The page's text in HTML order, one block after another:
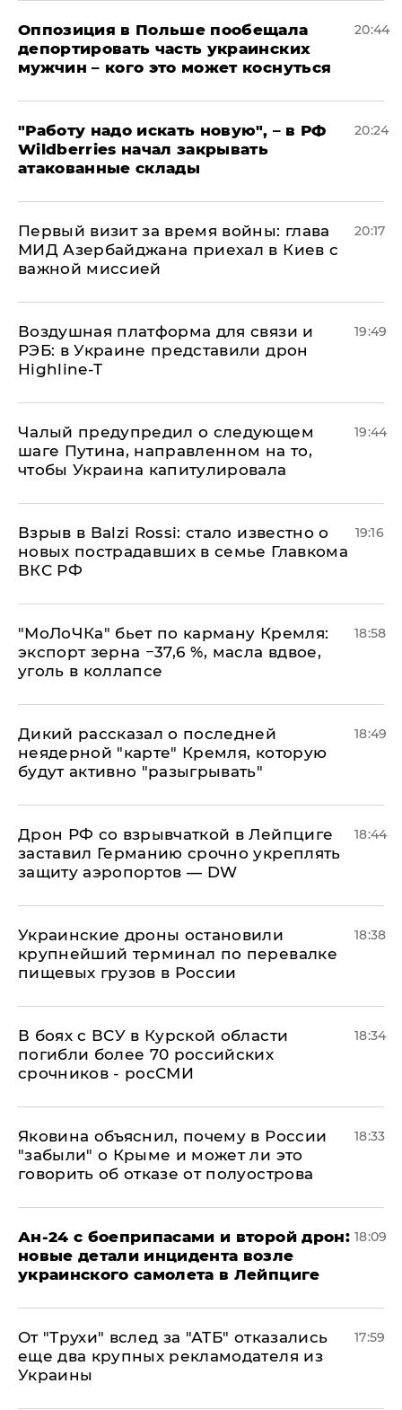
Оппозиция в Польше пообещала
депортировать часть украинских
мужчин – кого это может коснуться
20:44
"Работу надо искать новую", – в РФ
Wildberries начал закрывать
атакованные склады
20:24
Первый визит за время войны: глава
МИД Азербайджана приехал в Киев с
важной миссией
20:17
Воздушная платформа для связи и
РЭБ: в Украине представили дрон
Highline-T
19:49
Чалый предупредил о следующем
шаге Путина, направленном на то,
чтобы Украина капитулировала
19:44
Взрыв в Balzi Rossi: стало известно о
новых пострадавших в семье Главкома
ВКС РФ
19:16
​"МоЛоЧКа" бьет по карману Кремля:
экспорт зерна −37,6 %, масла вдвое,
уголь в коллапсе
18:58
Дикий рассказал о последней
неядерной "карте" Кремля, которую
будут активно "разыгрывать"
18:49
​Дрон РФ со взрывчаткой в Лейпциге
заставил Германию срочно укреплять
защиту аэропортов — DW
18:44
Украинские дроны остановили
крупнейший терминал по перевалке
пищевых грузов в России
18:38
В боях с ВСУ в Курской области
погибли более 70 российских
срочников - росСМИ
18:34
Яковина объяснил, почему в России
"забыли" о Крыме и может ли это
говорить об отказе от полуострова
18:33
Ан-24 с боеприпасами и второй дрон:
новые детали инцидента возле
украинского самолета в Лейпциге
18:09
От "Трухи" вслед за "АТБ" отказались
еще два крупных рекламодателя из
Украины
17:59